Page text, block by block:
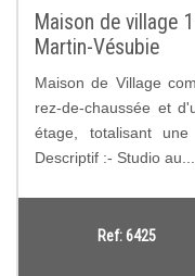
Maison de village
Martin-Vésubie
Maison de Village
rez-de-chaussée et
étage, totalisant
Descriptif :- Studio au...
Ref: 6425